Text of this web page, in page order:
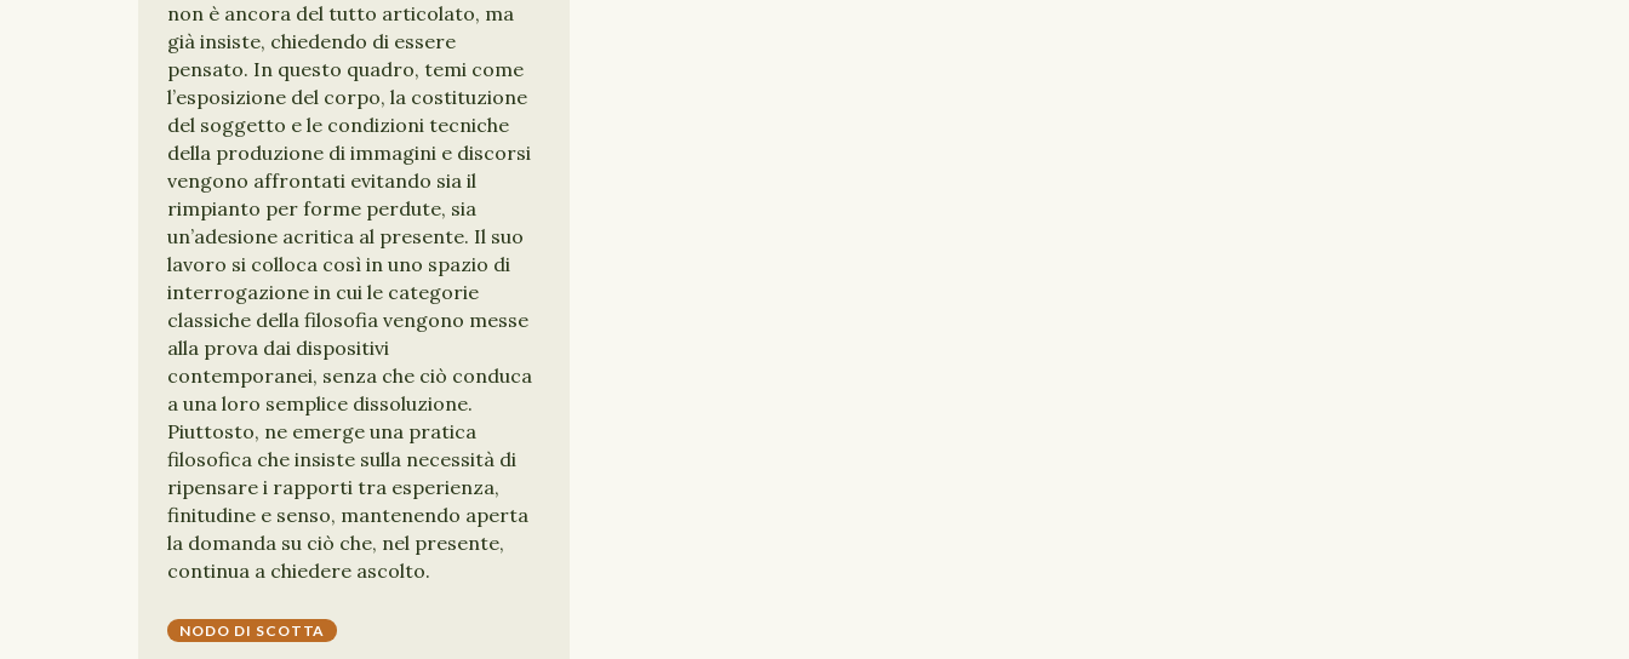
non è ancora del tutto articolato, ma
già insiste, chiedendo di essere
pensato. In questo quadro, temi come
l’esposizione del corpo, la costituzione
del soggetto e le condizioni tecniche
della produzione di immagini e discorsi
vengono affrontati evitando sia il
rimpianto per forme perdute, sia
un’adesione acritica al presente. Il suo
lavoro si colloca così in uno spazio di
interrogazione in cui le categorie
classiche della filosofia vengono messe
alla prova dai dispositivi
contemporanei, senza che ciò conduca
a una loro semplice dissoluzione.
Piuttosto, ne emerge una pratica
filosofica che insiste sulla necessità di
ripensare i rapporti tra esperienza,
finitudine e senso, mantenendo aperta
la domanda su ciò che, nel presente,
continua a chiedere ascolto.
NODO DI SCOTTA